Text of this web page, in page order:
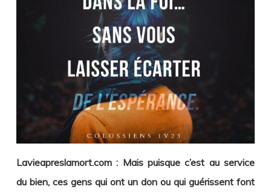
Lavieapreslamort.com : Mais puisque c’est au service
du bien, ces gens qui ont un don ou qui guérissent font